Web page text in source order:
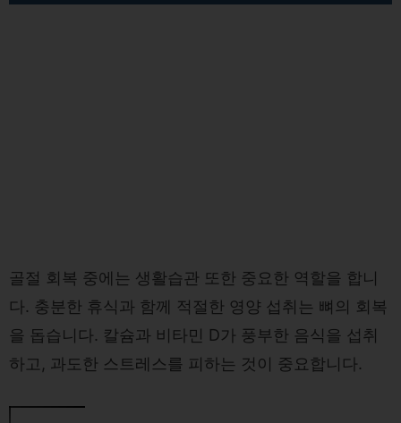
골절 회복 중에는 생활습관 또한 중요한 역할을 합니
다. 충분한 휴식과 함께 적절한 영양 섭취는 뼈의 회복
을 돕습니다. 칼슘과 비타민 D가 풍부한 음식을 섭취
하고, 과도한 스트레스를 피하는 것이 중요합니다.